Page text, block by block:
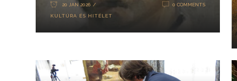
20 JAN 2026
KULTÚRA ÉS HITÉLET
0 COMMENTS